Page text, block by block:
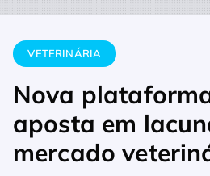
Home Veterinária Nova
VETERINÁRIA
Nova
aposta em
mercado